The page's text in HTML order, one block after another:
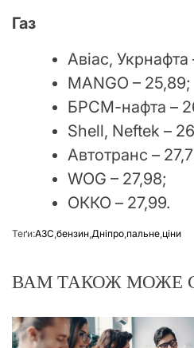
Газ
Авіас, Укрнафта
MANGO – 25,89;
БРСМ-нафта –
Shell, Neftek –
Автотранс –
WOG – 27,98;
ОККО – 27,99.
Теґи:АЗС,бензин,Дніпро,пальне,ціни
ВАМ ТАКОЖ МОЖЕ